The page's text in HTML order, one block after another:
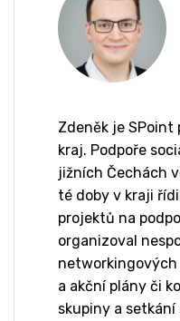
Zdeněk je
kraj. Podpoře
jižních Čechách
té doby v kraji
projektů na
organizoval
a akční plány či
skupiny a